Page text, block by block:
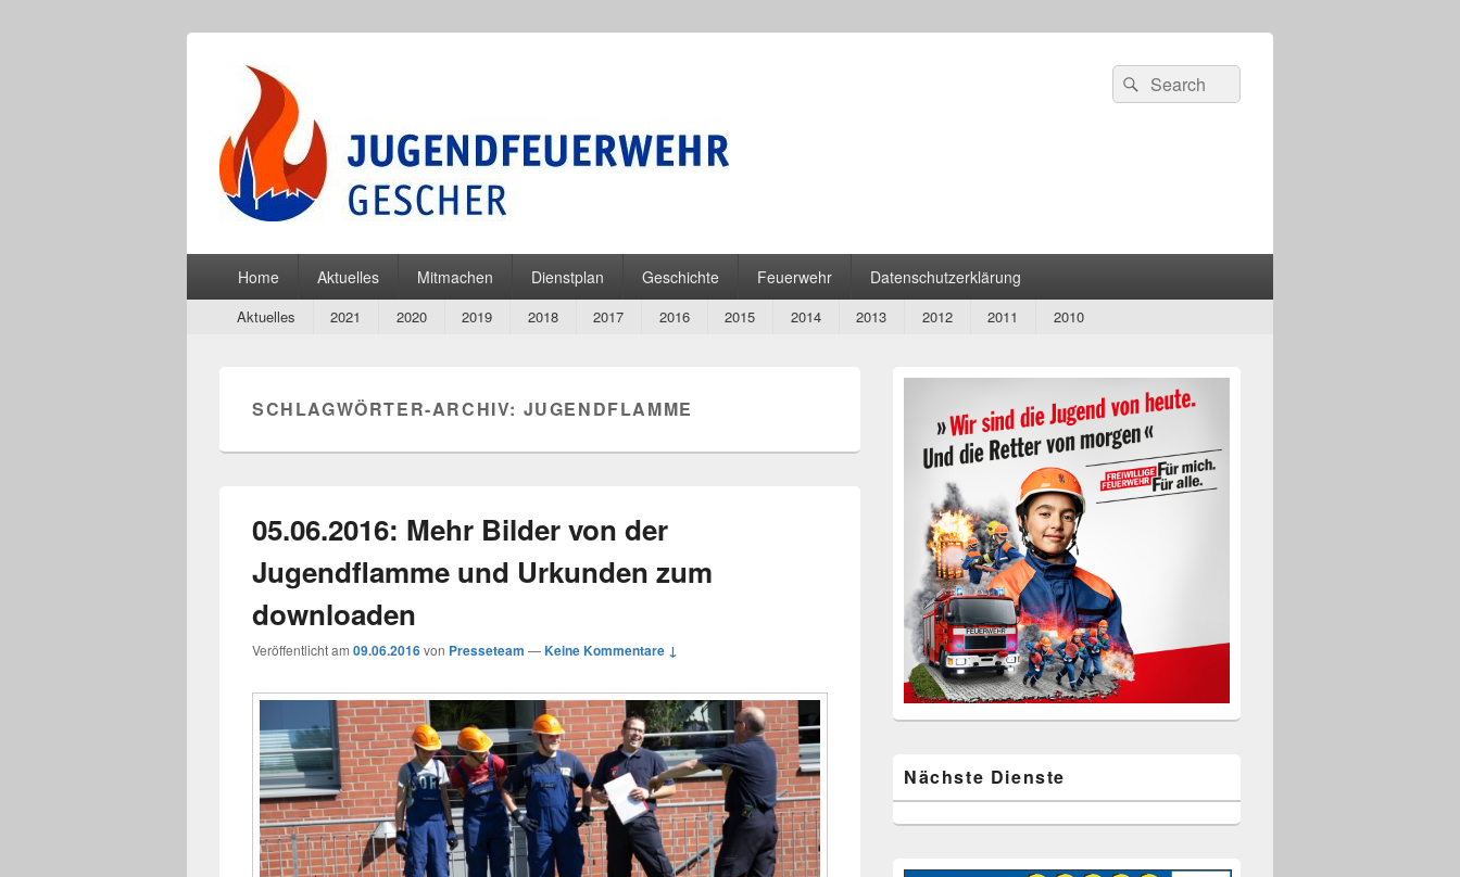
Jugendfeuerwehr Gescher
Search
for:
Suche
Hauptmenü
Home Aktuelles Mitmachen Dienstplan Geschichte Feuerwehr Datenschutzerklärung
Secondary
Aktuelles 2021 2020 2019 2018 2017 2016 2015 2014 2013 2012 2011 2010
SCHLAGWÖRTER-ARCHIV: JUGENDFLAMME
05.06.2016: Mehr Bilder von der
Jugendflamme und Urkunden zum
downloaden
Veröffentlicht am 09.06.2016von Presseteam —Keine Kommentare ↓
Primärer
Bereich
Nächste Dienste